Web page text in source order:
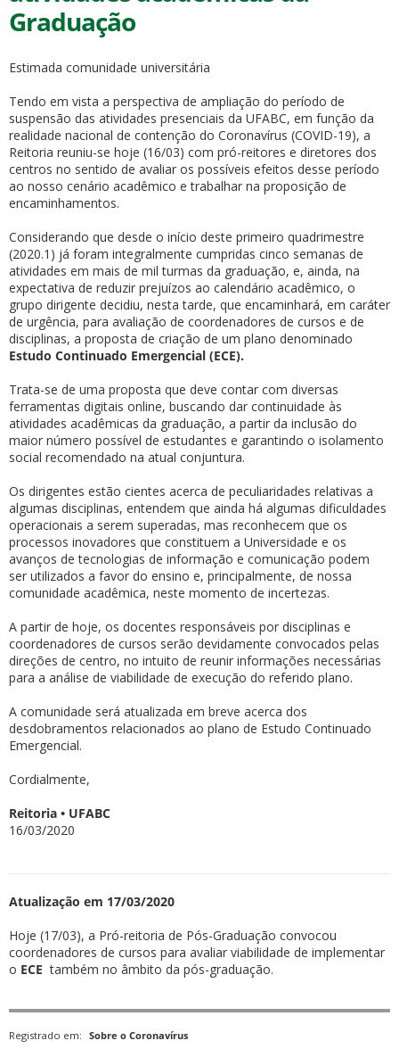
Graduação
Estimada comunidade universitária
Tendo em vista a perspectiva de ampliação do período de
suspensão das atividades presenciais da UFABC, em função da
realidade nacional de contenção do Coronavírus (COVID-19), a
Reitoria reuniu-se hoje (16/03) com pró-reitores e diretores dos
centros no sentido de avaliar os possíveis efeitos desse período
ao nosso cenário acadêmico e trabalhar na proposição de
encaminhamentos.
Considerando que desde o início deste primeiro quadrimestre
(2020.1) já foram integralmente cumpridas cinco semanas de
atividades em mais de mil turmas da graduação, e, ainda, na
expectativa de reduzir prejuízos ao calendário acadêmico, o
grupo dirigente decidiu, nesta tarde, que encaminhará, em caráter
de urgência, para avaliação de coordenadores de cursos e de
disciplinas, a proposta de criação de um plano denominado
Estudo Continuado Emergencial (ECE).
Trata-se de uma proposta que deve contar com diversas
ferramentas digitais online, buscando dar continuidade às
atividades acadêmicas da graduação, a partir da inclusão do
maior número possível de estudantes e garantindo o isolamento
social recomendado na atual conjuntura.
Os dirigentes estão cientes acerca de peculiaridades relativas a
algumas disciplinas, entendem que ainda há algumas dificuldades
operacionais a serem superadas, mas reconhecem que os
processos inovadores que constituem a Universidade e os
avanços de tecnologias de informação e comunicação podem
ser utilizados a favor do ensino e, principalmente, de nossa
comunidade acadêmica, neste momento de incertezas.
A partir de hoje, os docentes responsáveis por disciplinas e
coordenadores de cursos serão devidamente convocados pelas
direções de centro, no intuito de reunir informações necessárias
para a análise de viabilidade de execução do referido plano.
A comunidade será atualizada em breve acerca dos
desdobramentos relacionados ao plano de Estudo Continuado
Emergencial.
Cordialmente,
Reitoria • UFABC
16/03/2020
Atualização em 17/03/2020
Hoje (17/03), a Pró-reitoria de Pós-Graduação convocou
coordenadores de cursos para avaliar viabilidade de implementar
o ECE também no âmbito da pós-graduação.
Registrado em: Sobre o Coronavírus